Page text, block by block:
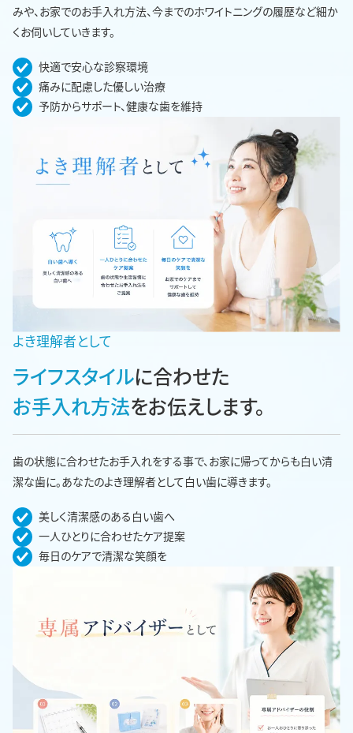
みや、お家でのお手入れ方法、今までのホワイトニングの履歴など細か
くお伺いしていきます。
快適で安心な診察環境
痛みに配慮した優しい治療
予防からサポート、健康な歯を維持
よき理解者として
ライフスタイルに合わせた
お手入れ方法をお伝えします。
歯の状態に合わせたお手入れをする事で、お家に帰ってからも白い清
潔な歯に。あなたのよき理解者として白い歯に導きます。
美しく清潔感のある白い歯へ
一人ひとりに合わせたケア提案
毎日のケアで清潔な笑顔を